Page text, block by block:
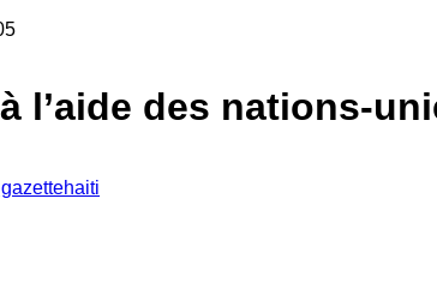
l’aide des nations-